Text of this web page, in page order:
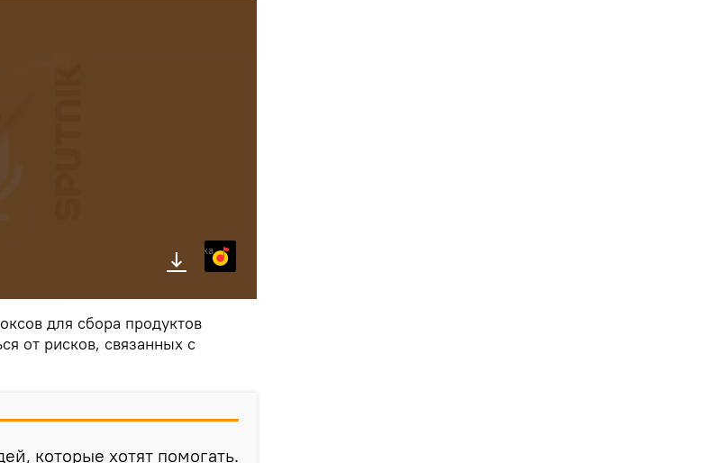
Яндекс.Музыка
для сбора продуктов
от рисков, связанных с
которые хотят помогать.